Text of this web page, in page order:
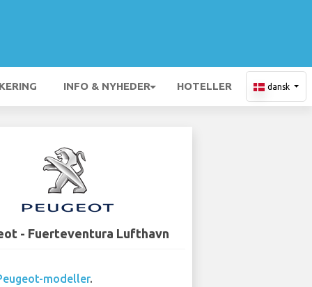
INFO & NYHEDER HOTELLER dansk
- Fuerteventura Lufthavn
modeller.